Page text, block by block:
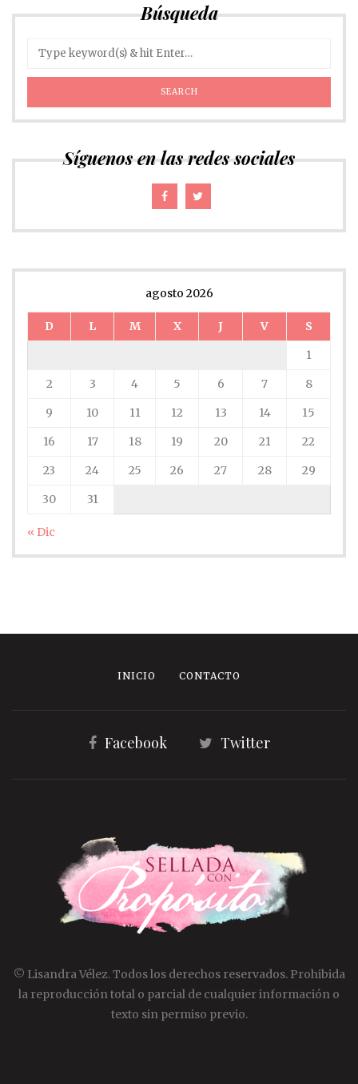
Búsqueda
Síguenos en las redes sociales
agosto 2026
D L M X J V
S
1
2
3 4 5 6 7
8
9
10 11 12 13 14
15
16
17 18 19 20 21
22
23
24 25 26 27 28
29
30
31
« Dic
INICIO CONTACTO
Facebook Twitter
© Lisandra Vélez. Todos los derechos reservados. Prohibida
la reproducción total o parcial de cualquier información o
texto sin permiso previo.